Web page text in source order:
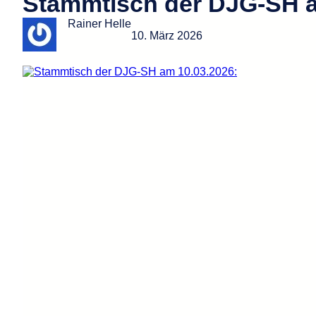
Rainer Helle
10. März 2026